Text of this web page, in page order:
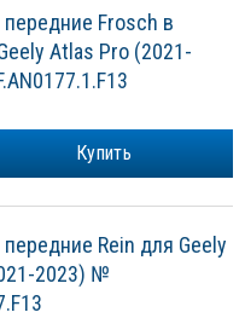
Frosch в
Atlas Pro (2021-
Купить
Rein для Geely
2023) №